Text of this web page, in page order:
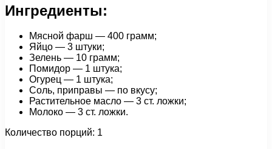
Ингредиенты:
Мясной фарш — 400 грамм;
Яйцо — 3 штуки;
Зелень — 10 грамм;
Помидор — 1 штука;
Огурец — 1 штука;
Соль, приправы — по вкусу;
Растительное масло — 3 ст. ложки;
Молоко — 3 ст. ложки.
Количество порций: 1